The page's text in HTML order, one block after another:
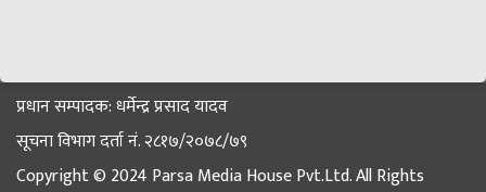
प्रधान सम्पादक: धर्मेन्द्र प्रसाद यादव
सूचना विभाग दर्ता नं. २८१७/२०७८/७९
Copyright © 2024 Parsa Media House Pvt.Ltd. All Rights